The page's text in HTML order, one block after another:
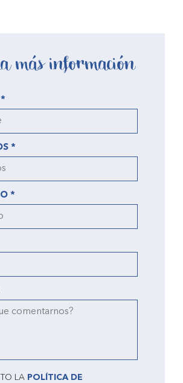
más información
*
*
LA POLÍTICA DE